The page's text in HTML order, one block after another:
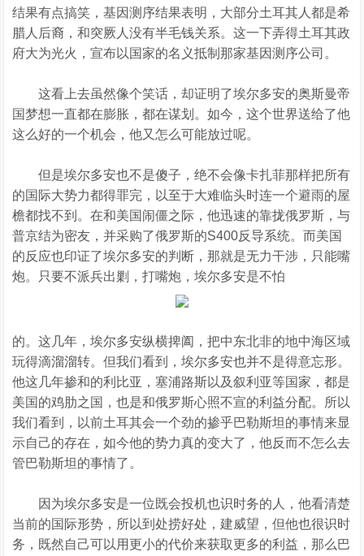
结果有点搞笑，基因测序结果表明，大部分土耳其人都是希
腊人后裔，和突厥人没有半毛钱关系。这一下弄得土耳其政
府大为光火，宣布以国家的名义抵制那家基因测序公司。
这看上去虽然像个笑话，却证明了埃尔多安的奥斯曼帝
国梦想一直都在膨胀，都在谋划。如今，这个世界送给了他
这么好的一个机会，他又怎么可能放过呢。
但是埃尔多安也不是傻子，绝不会像卡扎菲那样把所有
的国际大势力都得罪完，以至于大难临头时连一个避雨的屋
檐都找不到。在和美国闹僵之际，他迅速的靠拢俄罗斯，与
普京结为密友，并采购了俄罗斯的S400反导系统。而美国
的反应也印证了埃尔多安的判断，那就是无力干涉，只能嘴
炮。只要不派兵出剿，打嘴炮，埃尔多安是不怕
的。这几年，埃尔多安纵横捭阖，把中东北非的地中海区域
玩得滴溜溜转。但我们看到，埃尔多安也并不是得意忘形。
他这几年掺和的利比亚，塞浦路斯以及叙利亚等国家，都是
美国的鸡肋之国，也是和俄罗斯心照不宣的利益分配。所以
我们看到，以前土耳其会一个劲的掺乎巴勒斯坦的事情来显
示自己的存在，如今他的势力真的变大了，他反而不怎么去
管巴勒斯坦的事情了。
因为埃尔多安是一位既会投机也识时务的人，他看清楚
当前的国际形势，所以到处捞好处，建威望，但他也很识时
务，既然自己可以用更小的代价来获取更多的利益，那么巴